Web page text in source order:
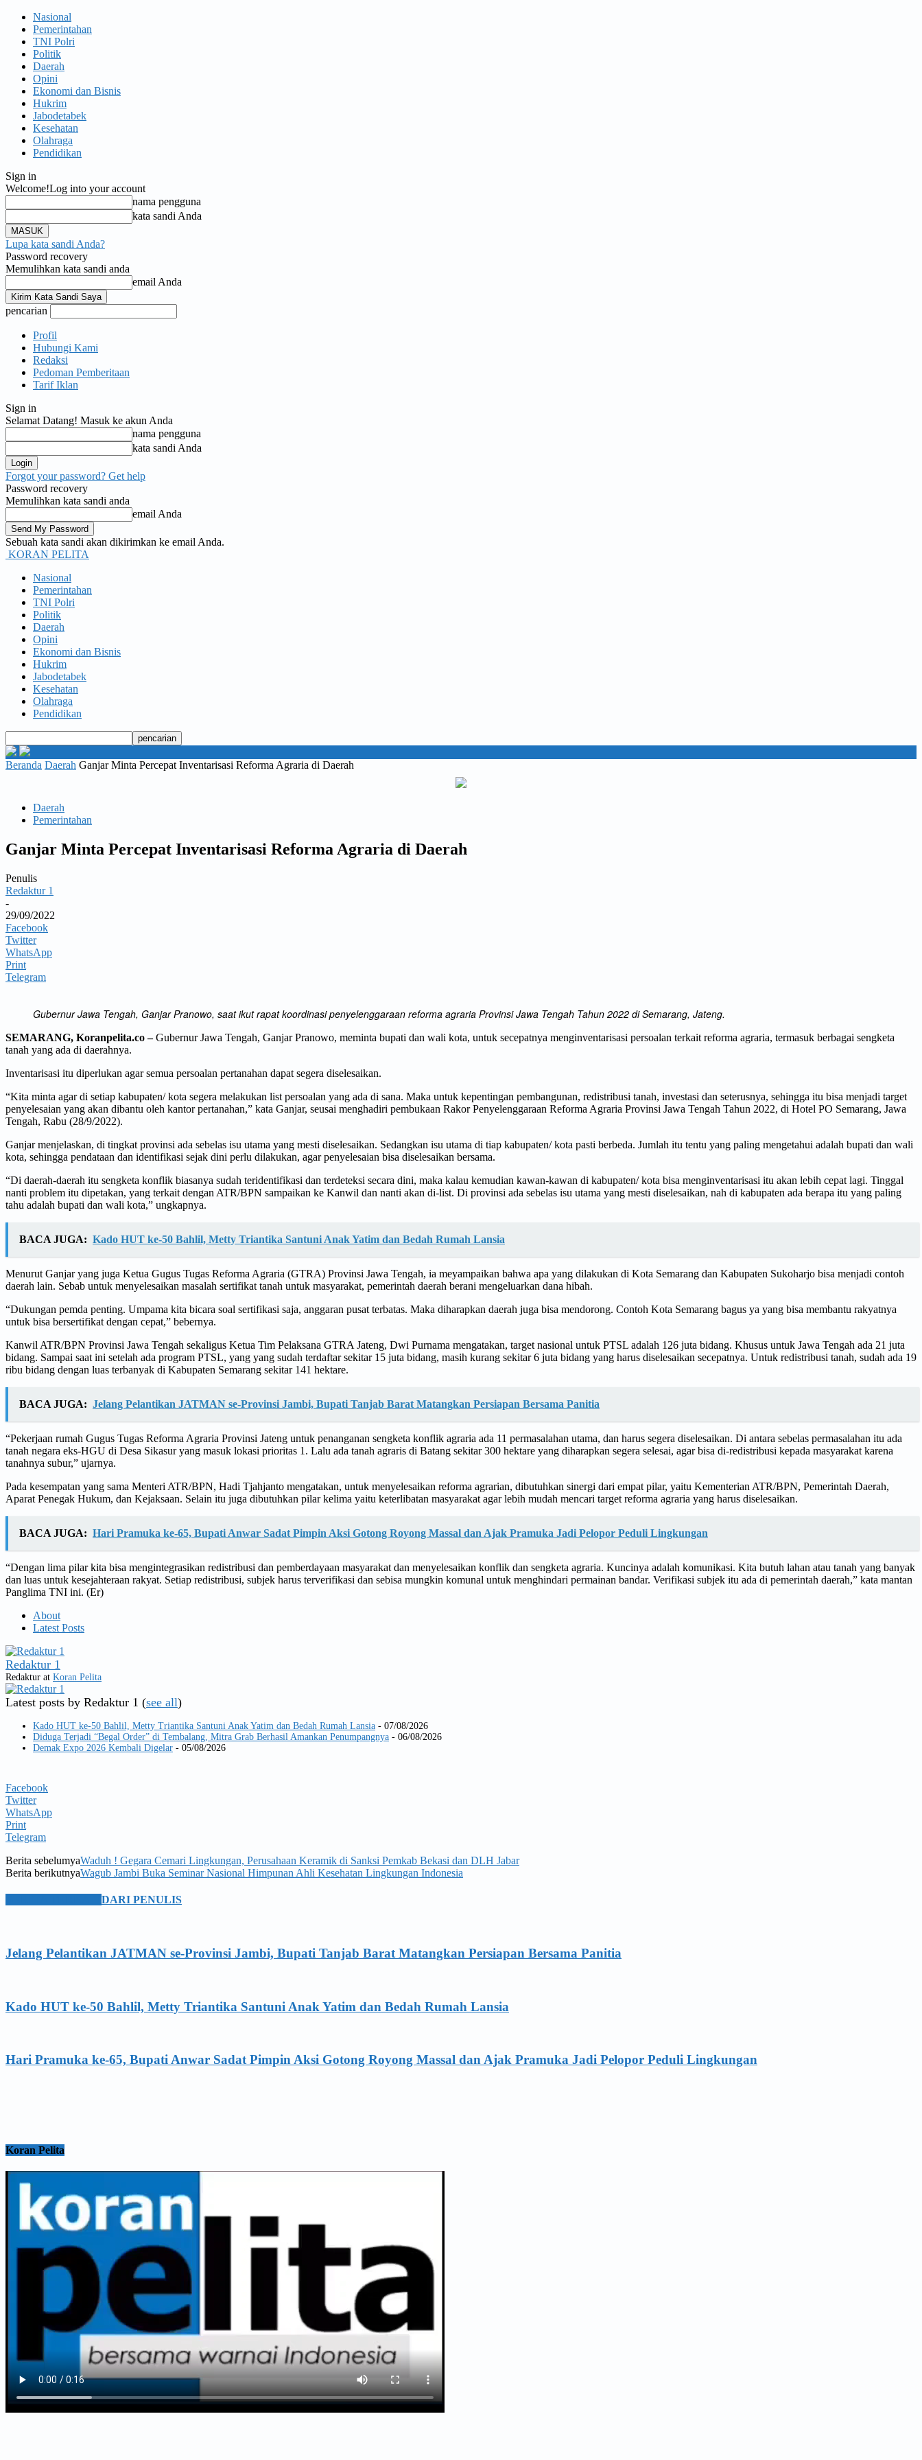
Nasional
Pemerintahan
TNI Polri
Politik
Daerah
Opini
Ekonomi dan Bisnis
Hukrim
Jabodetabek
Kesehatan
Olahraga
Pendidikan
Sign in
Welcome!Log into your account
nama pengguna
kata sandi Anda
Lupa kata sandi Anda?
Password recovery
Memulihkan kata sandi anda
email Anda
pencarian
Profil
Hubungi Kami
Redaksi
Pedoman Pemberitaan
Tarif Iklan
Sign in
Selamat Datang! Masuk ke akun Anda
nama pengguna
kata sandi Anda
Forgot your password? Get help
Password recovery
Memulihkan kata sandi anda
email Anda
Sebuah kata sandi akan dikirimkan ke email Anda.
KORAN PELITA
Nasional
Pemerintahan
TNI Polri
Politik
Daerah
Opini
Ekonomi dan Bisnis
Hukrim
Jabodetabek
Kesehatan
Olahraga
Pendidikan
Beranda Daerah Ganjar Minta Percepat Inventarisasi Reforma Agraria di Daerah
Daerah
Pemerintahan
Ganjar Minta Percepat Inventarisasi Reforma Agraria di Daerah
Penulis
Redaktur 1
-
29/09/2022
Facebook
Twitter
WhatsApp
Print
Telegram
Gubernur Jawa Tengah, Ganjar Pranowo, saat ikut rapat koordinasi penyelenggaraan reforma agraria Provinsi Jawa Tengah Tahun 2022 di Semarang, Jateng.
SEMARANG, Koranpelita.co –Gubernur Jawa Tengah, Ganjar Pranowo, meminta bupati dan wali kota, untuk secepatnya menginventarisasi persoalan terkait reforma agraria, termasuk berbagai sengketa
tanah yang ada di daerahnya.
Inventarisasi itu diperlukan agar semua persoalan pertanahan dapat segera diselesaikan.
“Kita minta agar di setiap kabupaten/ kota segera melakukan list persoalan yang ada di sana. Maka untuk kepentingan pembangunan, redistribusi tanah, investasi dan seterusnya, sehingga itu bisa menjadi target
penyelesaian yang akan dibantu oleh kantor pertanahan,” kata Ganjar, seusai menghadiri pembukaan Rakor Penyelenggaraan Reforma Agraria Provinsi Jawa Tengah Tahun 2022, di Hotel PO Semarang, Jawa
Tengah, Rabu (28/9/2022).
Ganjar menjelaskan, di tingkat provinsi ada sebelas isu utama yang mesti diselesaikan. Sedangkan isu utama di tiap kabupaten/ kota pasti berbeda. Jumlah itu tentu yang paling mengetahui adalah bupati dan wali
kota, sehingga pendataan dan identifikasi sejak dini perlu dilakukan, agar penyelesaian bisa diselesaikan bersama.
“Di daerah-daerah itu sengketa konflik biasanya sudah teridentifikasi dan terdeteksi secara dini, maka kalau kemudian kawan-kawan di kabupaten/ kota bisa menginventarisasi itu akan lebih cepat lagi. Tinggal
nanti problem itu dipetakan, yang terkait dengan ATR/BPN sampaikan ke Kanwil dan nanti akan di-list. Di provinsi ada sebelas isu utama yang mesti diselesaikan, nah di kabupaten ada berapa itu yang paling
tahu adalah bupati dan wali kota,” ungkapnya.
BACA JUGA: Kado HUT ke-50 Bahlil, Metty Triantika Santuni Anak Yatim dan Bedah Rumah Lansia
Menurut Ganjar yang juga Ketua Gugus Tugas Reforma Agraria (GTRA) Provinsi Jawa Tengah, ia meyampaikan bahwa apa yang dilakukan di Kota Semarang dan Kabupaten Sukoharjo bisa menjadi contoh
daerah lain. Sebab untuk menyelesaikan masalah sertifikat tanah untuk masyarakat, pemerintah daerah berani mengeluarkan dana hibah.
“Dukungan pemda penting. Umpama kita bicara soal sertifikasi saja, anggaran pusat terbatas. Maka diharapkan daerah juga bisa mendorong. Contoh Kota Semarang bagus ya yang bisa membantu rakyatnya
untuk bisa bersertifikat dengan cepat,” bebernya.
Kanwil ATR/BPN Provinsi Jawa Tengah sekaligus Ketua Tim Pelaksana GTRA Jateng, Dwi Purnama mengatakan, target nasional untuk PTSL adalah 126 juta bidang. Khusus untuk Jawa Tengah ada 21 juta
bidang. Sampai saat ini setelah ada program PTSL, yang yang sudah terdaftar sekitar 15 juta bidang, masih kurang sekitar 6 juta bidang yang harus diselesaikan secepatnya. Untuk redistribusi tanah, sudah ada 19
ribu bidang dengan luas terbanyak di Kabupaten Semarang sekitar 141 hektare.
BACA JUGA: Jelang Pelantikan JATMAN se-Provinsi Jambi, Bupati Tanjab Barat Matangkan Persiapan Bersama Panitia
“Pekerjaan rumah Gugus Tugas Reforma Agraria Provinsi Jateng untuk penanganan sengketa konflik agraria ada 11 permasalahan utama, dan harus segera diselesaikan. Di antara sebelas permasalahan itu ada
tanah negara eks-HGU di Desa Sikasur yang masuk lokasi prioritas 1. Lalu ada tanah agraris di Batang sekitar 300 hektare yang diharapkan segera selesai, agar bisa di-redistribusi kepada masyarakat karena
tanahnya subur,” ujarnya.
Pada kesempatan yang sama Menteri ATR/BPN, Hadi Tjahjanto mengatakan, untuk menyelesaikan reforma agrarian, dibutuhkan sinergi dari empat pilar, yaitu Kementerian ATR/BPN, Pemerintah Daerah,
Aparat Penegak Hukum, dan Kejaksaan. Selain itu juga dibutuhkan pilar kelima yaitu keterlibatan masyarakat agar lebih mudah mencari target reforma agraria yang harus diselesaikan.
BACA JUGA: Hari Pramuka ke-65, Bupati Anwar Sadat Pimpin Aksi Gotong Royong Massal dan Ajak Pramuka Jadi Pelopor Peduli Lingkungan
“Dengan lima pilar kita bisa mengintegrasikan redistribusi dan pemberdayaan masyarakat dan menyelesaikan konflik dan sengketa agraria. Kuncinya adalah komunikasi. Kita butuh lahan atau tanah yang banyak
dan luas untuk kesejahteraan rakyat. Setiap redistribusi, subjek harus terverifikasi dan sebisa mungkin komunal untuk menghindari permainan bandar. Verifikasi subjek itu ada di pemerintah daerah,” kata mantan
Panglima TNI ini. (Er)
About
Latest Posts
Redaktur 1
Redaktur at Koran Pelita
Latest posts by Redaktur 1 (see all)
Kado HUT ke-50 Bahlil, Metty Triantika Santuni Anak Yatim dan Bedah Rumah Lansia - 07/08/2026
Diduga Terjadi “Begal Order” di Tembalang, Mitra Grab Berhasil Amankan Penumpangnya - 06/08/2026
Demak Expo 2026 Kembali Digelar - 05/08/2026
Facebook
Twitter
WhatsApp
Print
Telegram
Berita sebelumyaWaduh ! Gegara Cemari Lingkungan, Perusahaan Keramik di Sanksi Pemkab Bekasi dan DLH Jabar
Berita berikutnyaWagub Jambi Buka Seminar Nasional Himpunan Ahli Kesehatan Lingkungan Indonesia
DARI PENULIS
Jelang Pelantikan JATMAN se-Provinsi Jambi, Bupati Tanjab Barat Matangkan Persiapan Bersama Panitia
Kado HUT ke-50 Bahlil, Metty Triantika Santuni Anak Yatim dan Bedah Rumah Lansia
Hari Pramuka ke-65, Bupati Anwar Sadat Pimpin Aksi Gotong Royong Massal dan Ajak Pramuka Jadi Pelopor Peduli Lingkungan
Koran Pelita